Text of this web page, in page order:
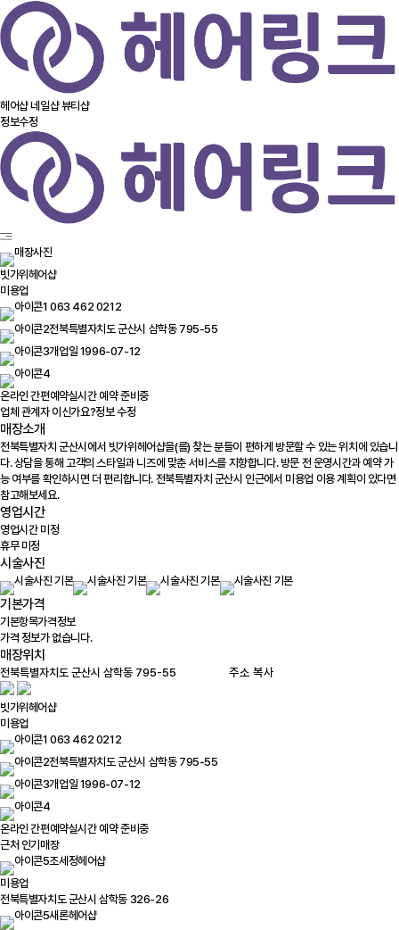
헤어샵 네일샵뷰티샵
정보수정
빗가위헤어샵
미용업
063 462 0212
전북특별자치도 군산시 삼학동 795-55
개업일 1996-07-12
온라인 간편예약실시간 예약 준비중
업체 관계자 이신가요?정보 수정
매장소개
전북특별자치 군산시에서 빗가위헤어샵을(를) 찾는 분들이 편하게 방문할 수 있는 위치에 있습니
다. 상담을 통해 고객의 스타일과 니즈에 맞춘 서비스를 지향합니다. 방문 전 운영시간과 예약 가
능 여부를 확인하시면 더 편리합니다. 전북특별자치 군산시 인근에서 미용업 이용 계획이 있다면
참고해보세요.
영업시간
영업시간 미정
휴무 미정
시술사진
기본가격
기본항목가격정보
가격 정보가 없습니다.
매장위치
주소 복사
빗가위헤어샵
미용업
063 462 0212
전북특별자치도 군산시 삼학동 795-55
개업일 1996-07-12
온라인 간편예약실시간 예약 준비중
근처 인기매장
조세정헤어샵
미용업
전북특별자치도 군산시 삼학동 326-26
새론헤어샵